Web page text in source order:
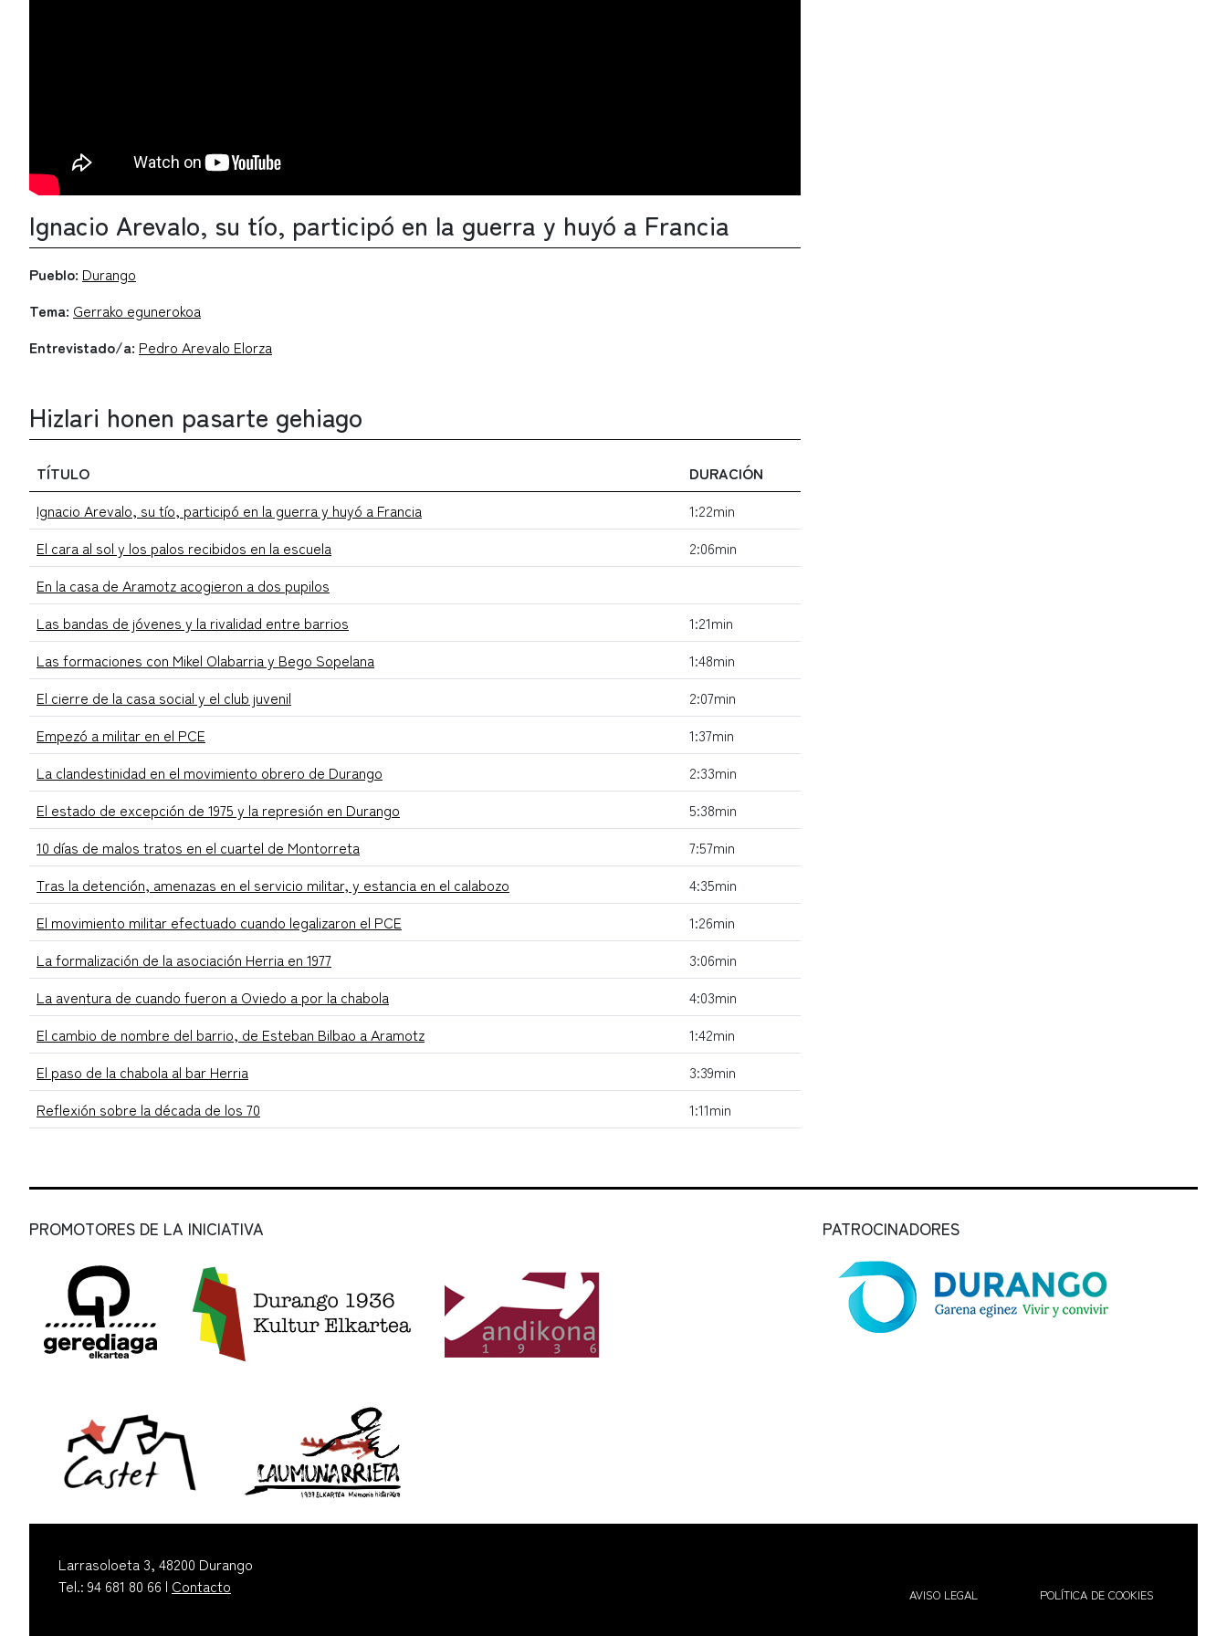
Ignacio Arevalo, su tío, participó en la guerra y huyó a Francia
Pueblo: Durango
Tema: Gerrako egunerokoa
Entrevistado/a: Pedro Arevalo Elorza
Hizlari honen pasarte gehiago
TÍTULO
DURACIÓN
Ignacio Arevalo, su tío, participó en la guerra y huyó a Francia
1:22min
El cara al sol y los palos recibidos en la escuela
2:06min
En la casa de Aramotz acogieron a dos pupilos
Las bandas de jóvenes y la rivalidad entre barrios
1:21min
Las formaciones con Mikel Olabarria y Bego Sopelana
1:48min
El cierre de la casa social y el club juvenil
2:07min
Empezó a militar en el PCE
1:37min
La clandestinidad en el movimiento obrero de Durango
2:33min
El estado de excepción de 1975 y la represión en Durango
5:38min
10 días de malos tratos en el cuartel de Montorreta
7:57min
Tras la detención, amenazas en el servicio militar, y estancia en el calabozo
4:35min
El movimiento militar efectuado cuando legalizaron el PCE
1:26min
La formalización de la asociación Herria en 1977
3:06min
La aventura de cuando fueron a Oviedo a por la chabola
4:03min
El cambio de nombre del barrio, de Esteban Bilbao a Aramotz
1:42min
El paso de la chabola al bar Herria
3:39min
Reflexión sobre la década de los 70
1:11min
PROMOTORES DE LA INICIATIVA PATROCINADORES
Larrasoloeta 3, 48200 Durango
Tel.: 94 681 80 66 | Contacto AVISO LEGAL POLÍTICA DE COOKIES